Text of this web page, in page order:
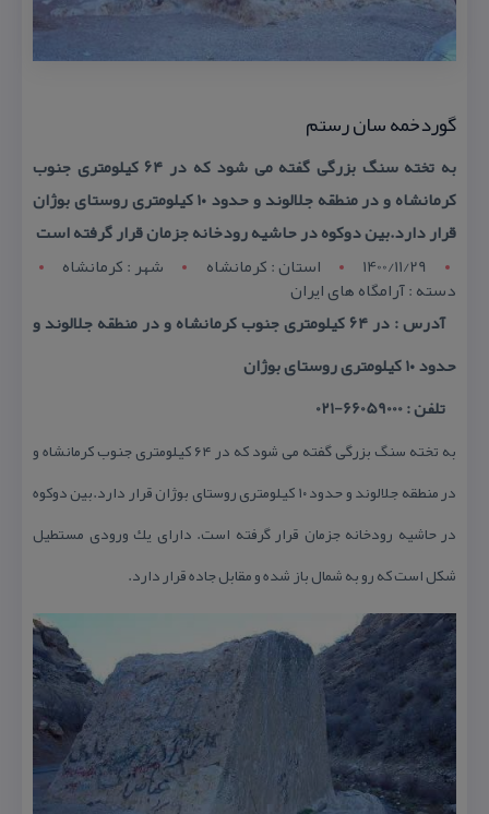
گوردخمه سان رستم
به تخته سنگ بزرگی گفته می شود كه در ۶۴ كیلومتری جنوب
كرمانشاه و در منطقه جلالوند و حدود ۱۰ كیلومتری روستای بوژان
قرار دارد.بین دوكوه در حاشیه رودخانه جزمان قرار گرفته است
1400/11/29
استان : کرمانشاه شهر : کرمانشاه
دسته : آرامگاه های ایران
آدرس : در ۶۴ كیلومتری جنوب كرمانشاه و در منطقه جلالوند و
حدود ۱۰ كیلومتری روستای بوژان
تلفن : 66059000-021
به تخته سنگ بزرگی گفته می شود كه در ۶۴ كیلومتری جنوب كرمانشاه و
در منطقه جلالوند و حدود ۱۰ كیلومتری روستای بوژان قرار دارد.بین دوكوه
در حاشیه رودخانه جزمان قرار گرفته است. دارای یك ورودی مستطیل
شكل است كه رو به شمال باز شده و مقابل جاده قرار دارد.